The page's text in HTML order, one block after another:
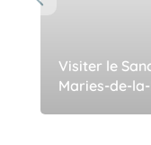
Visiter le
Maries-de-